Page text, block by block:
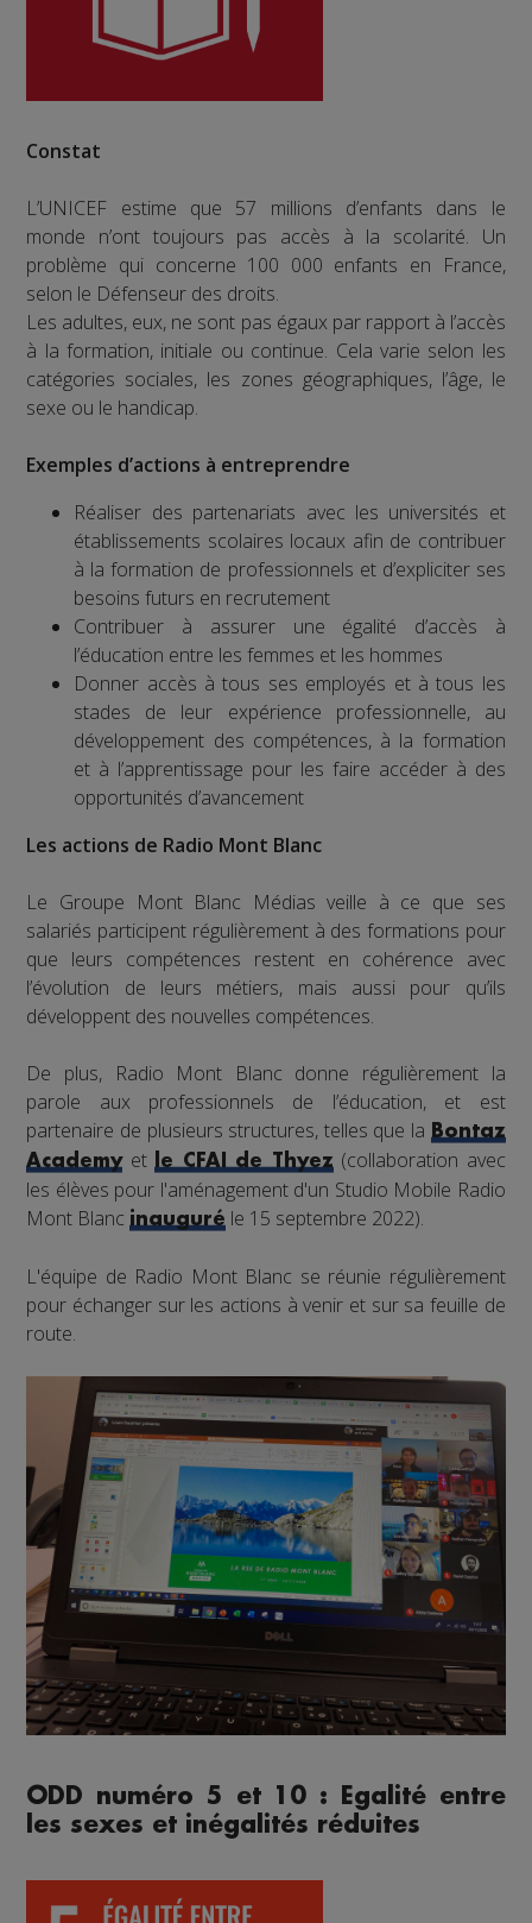
Constat
L’UNICEF estime que 57 millions d’enfants dans le
monde n’ont toujours pas accès à la scolarité. Un
problème qui concerne 100 000 enfants en France,
selon le Défenseur des droits.
Les adultes, eux, ne sont pas égaux par rapport à l’accès
à la formation, initiale ou continue. Cela varie selon les
catégories sociales, les zones géographiques, l’âge, le
sexe ou le handicap.
Exemples d’actions à entreprendre
Réaliser des partenariats avec les universités et
établissements scolaires locaux afin de contribuer
à la formation de professionnels et d’expliciter ses
besoins futurs en recrutement
Contribuer à assurer une égalité d’accès à
l’éducation entre les femmes et les hommes
Donner accès à tous ses employés et à tous les
stades de leur expérience professionnelle, au
développement des compétences, à la formation
et à l’apprentissage pour les faire accéder à des
opportunités d’avancement
Les actions de Radio Mont Blanc
Le Groupe Mont Blanc Médias veille à ce que ses
salariés participent régulièrement à des formations pour
que leurs compétences restent en cohérence avec
l’évolution de leurs métiers, mais aussi pour qu’ils
développent des nouvelles compétences.
De plus, Radio Mont Blanc donne régulièrement la
parole aux professionnels de l’éducation, et est
partenaire de plusieurs structures, telles que la
Bontaz
Academyet le CFAI de Thyez(collaboration avec
les élèves pour l'aménagement d'un Studio Mobile Radio
Mont Blancinauguré le 15 septembre 2022).
L'équipe de Radio Mont Blanc se réunie régulièrement
pour échanger sur les actions à venir et sur sa feuille de
route.
ODD numéro 5 et 10 : Egalité entre
les sexes et inégalités réduites